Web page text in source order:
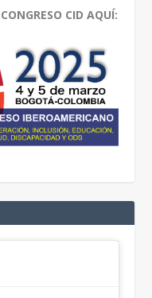
CID AQUÍ: